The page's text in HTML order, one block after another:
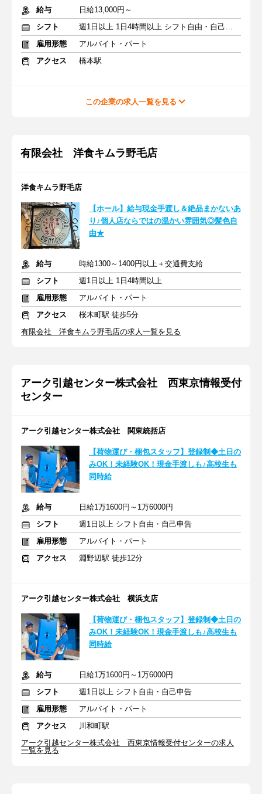
給与
日給13,000円～
シフト
週1日以上 1日4時間以上 シフト自由・自己申告
雇用形態
アルバイト・パート
アクセス
橋本駅
この企業の求人一覧を見る
有限会社 洋食キムラ野毛店
洋食キムラ野毛店
【ホール】給与現金手渡し＆絶品まかないあ
り♪個人店ならではの温かい雰囲気◎髪色自
由★
給与
時給1300～1400円以上＋交通費支給
シフト
週1日以上 1日4時間以上
雇用形態
アルバイト・パート
アクセス
桜木町駅 徒歩5分
有限会社 洋食キムラ野毛店の求人一覧を見る
アーク引越センター株式会社 西東京情報受付
センター
アーク引越センター株式会社 関東統括店
【荷物運び・梱包スタッフ】登録制◆土日の
みOK！未経験OK！現金手渡しも♪高校生も
同時給
給与
日給1万1600円～1万6000円
シフト
週1日以上 シフト自由・自己申告
雇用形態
アルバイト・パート
アクセス
淵野辺駅 徒歩12分
アーク引越センター株式会社 横浜支店
【荷物運び・梱包スタッフ】登録制◆土日の
みOK！未経験OK！現金手渡しも♪高校生も
同時給
給与
日給1万1600円～1万6000円
シフト
週1日以上 シフト自由・自己申告
雇用形態
アルバイト・パート
アクセス
川和町駅
アーク引越センター株式会社 西東京情報受付センターの求人
一覧を見る